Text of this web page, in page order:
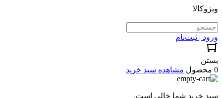
ویژوکالا
ورود | ثبت‌نام
بستن
0 محصول
مشاهده سبد خرید
سبد خرید شما خالی است.